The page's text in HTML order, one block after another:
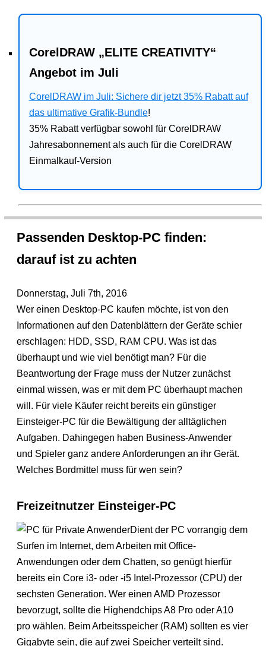
CorelDRAW „ELITE CREATIVITY“
Angebot im Juli
CorelDRAW im Juli: Sichere dir jetzt 35% Rabatt auf
das ultimative Grafik-Bundle!
35% Rabatt verfügbar sowohl für CorelDRAW
Jahresabonnement als auch für die CorelDRAW
Einmalkauf-Version
Passenden Desktop-PC finden:
darauf ist zu achten
Donnerstag, Juli 7th, 2016
Wer einen Desktop-PC kaufen möchte, ist von den
Informationen auf den Datenblättern der Geräte schier
erschlagen: HDD, SSD, RAM CPU. Was ist das
überhaupt und wie viel benötigt man? Für die
Beantwortung der Frage muss der Nutzer zunächst
einmal wissen, was er mit dem PC überhaupt machen
will. Für viele Käufer reicht bereits ein günstiger
Einsteiger-PC für die Bewältigung der alltäglichen
Aufgaben. Dahingegen haben Business-Anwender
und Spieler ganz andere Anforderungen an ihr Gerät.
Welches Bordmittel muss für wen sein?
Freizeitnutzer Einsteiger-PC
Dient der PC vorrangig dem
Surfen im Internet, dem Arbeiten mit Office-
Anwendungen oder dem Chatten, so genügt hierfür
bereits ein Core i3- oder -i5 Intel-Prozessor (CPU) der
sechsten Generation. Wer einen AMD Prozessor
bevorzugt, sollte die Highendchips A8 Pro oder A10
pro wählen. Beim Arbeitsspeicher (RAM) sollten es vier
Gigabyte sein, die auf zwei Speicher verteilt sind.